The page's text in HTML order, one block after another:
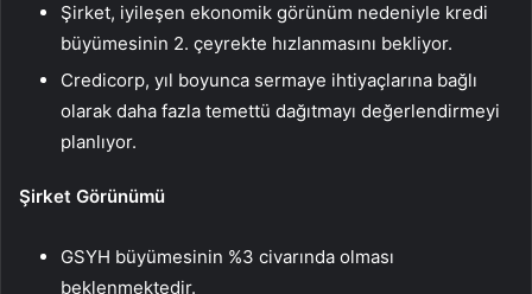
Şirket, iyileşen ekonomik görünüm nedeniyle kredi
büyümesinin 2. çeyrekte hızlanmasını bekliyor.
Credicorp, yıl boyunca sermaye ihtiyaçlarına bağlı
olarak daha fazla temettü dağıtmayı değerlendirmeyi
planlıyor.
Şirket Görünümü
GSYH büyümesinin %3 civarında olması
beklenmektedir.